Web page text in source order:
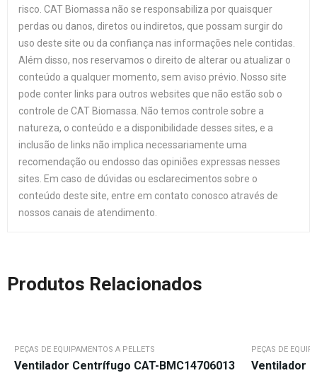
risco. CAT Biomassa não se responsabiliza por quaisquer
perdas ou danos, diretos ou indiretos, que possam surgir do
uso deste site ou da confiança nas informações nele contidas.
Além disso, nos reservamos o direito de alterar ou atualizar o
conteúdo a qualquer momento, sem aviso prévio. Nosso site
pode conter links para outros websites que não estão sob o
controle de CAT Biomassa. Não temos controle sobre a
natureza, o conteúdo e a disponibilidade desses sites, e a
inclusão de links não implica necessariamente uma
recomendação ou endosso das opiniões expressas nesses
sites. Em caso de dúvidas ou esclarecimentos sobre o
conteúdo deste site, entre em contato conosco através de
nossos canais de atendimento.
Produtos Relacionados
PEÇAS DE EQUIPAMENTOS A PELLETS
Ventilador Centrífugo CAT-BMC14706013
PEÇAS DE
Ventilador